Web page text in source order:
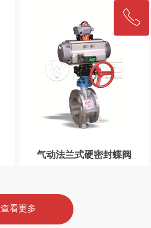
查看更多
气动法兰式硬密封蝶阀
回到顶部
ꂅ